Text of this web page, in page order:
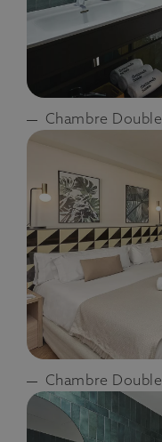
Chambre Double
Chambre Double